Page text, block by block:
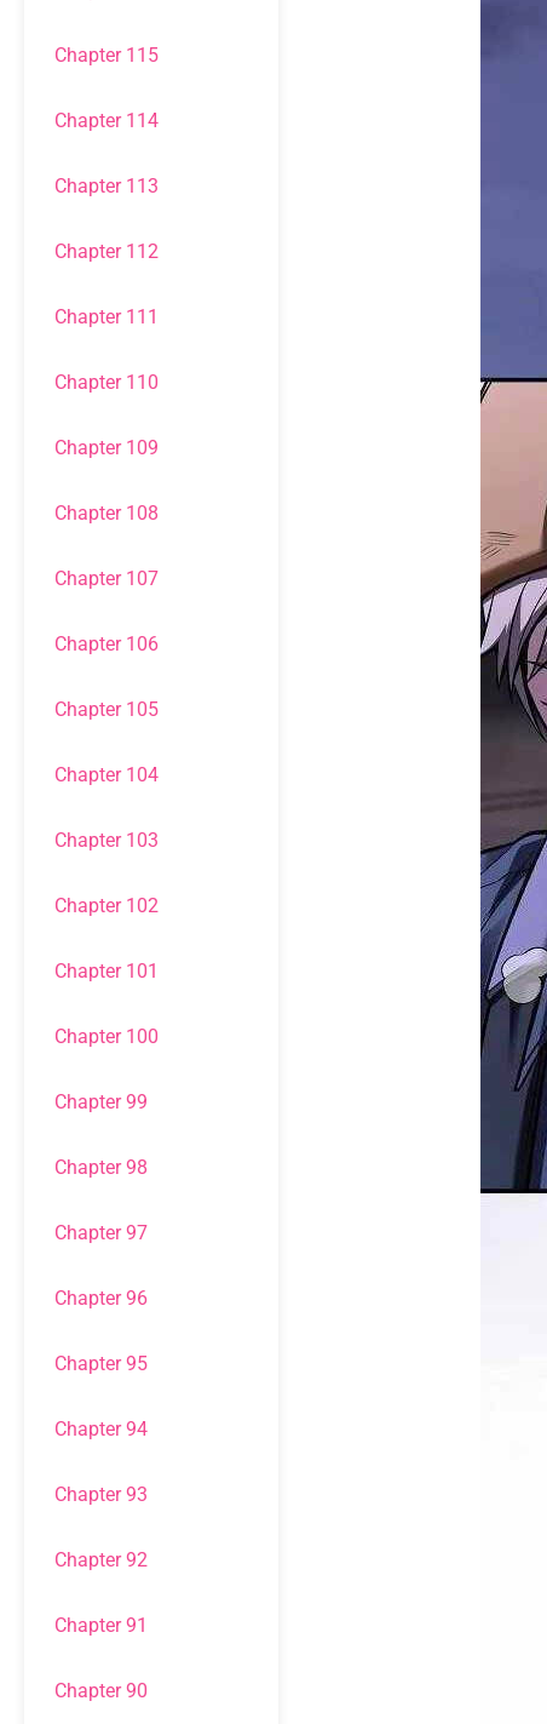
Chapter 115
Chapter 114
Chapter 113
Chapter 112
Chapter 111
Chapter 110
Chapter 109
Chapter 108
Chapter 107
Chapter 106
Chapter 105
Chapter 104
Chapter 103
Chapter 102
Chapter 101
Chapter 100
Chapter 99
Chapter 98
Chapter 97
Chapter 96
Chapter 95
Chapter 94
Chapter 93
Chapter 92
Chapter 91
Chapter 90